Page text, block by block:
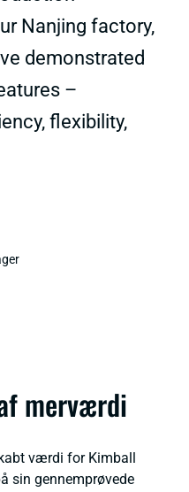
Nanjing factory,
demonstrated
–
flexibility,
merværdi
værdi for Kimball
sin gennemprøvede